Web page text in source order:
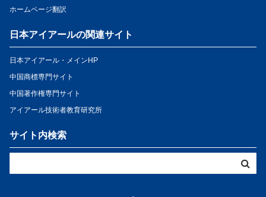
ホームページ翻訳
日本アイアールの関連サイト
日本アイアール・メインHP
中国商標専門サイト
中国著作権専門サイト
アイアール技術者教育研究所
サイト内検索